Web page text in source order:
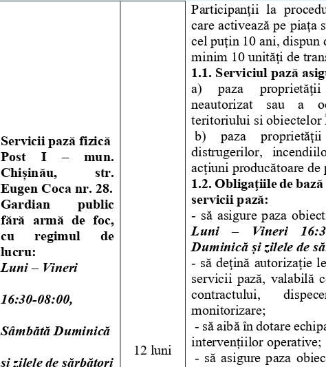
Servicii pază fizică
Post    I    –
mun.
Chișinău,    str.
Eugen Coca nr. 28.
Gardian        public
fără  armă  de  foc,
cu      regimul      de
lucru:
Luni – Vineri
16:30-08:00,
Sâmbătă Duminică
și zilele de sărbători
12 luni
Participanţii  la
care activează pe piaţa
cel puţin 10 ani, dispun
minim 10 unităţi de
1.1. Serviciul pază
a)    paza    proprietăţii
neautorizat   sau   a
teritoriului si
b)   paza
distrugerilor,
acţiuni producătoare de
1.2. Obligaţiile de
servicii pază:
- să  asigure  paza
Luni
– Vineri
Duminică și zilele de
- să deţină autorizaţie
servicii  pază,  valabilă
contractului,
monitorizare;
- să aibă în dotare
intervențiilor operative;
- să  asigure  paza